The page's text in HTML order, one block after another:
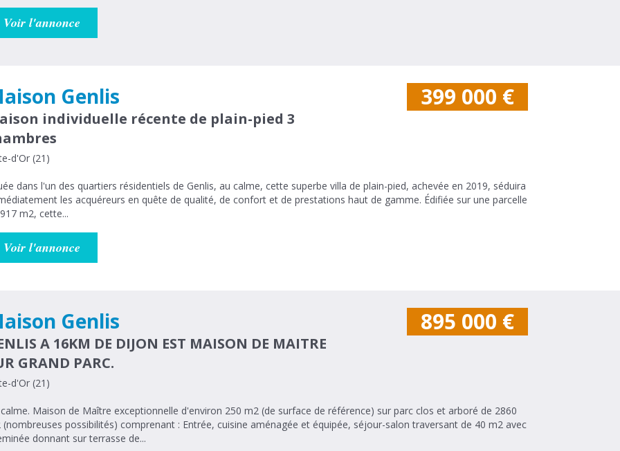
Voir l'annonce
Genlis
individuelle récente de plain-pied 3
d'Or (21)
dans l'un des quartiers résidentiels de Genlis, au calme, cette superbe villa de plain-pied, achevée en 2019, séduira
les acquéreurs en quête de qualité, de confort et de prestations haut de gamme. Édifiée sur une parcelle
m2, cette...
399 000 €
Voir l'annonce
Genlis
A 16KM DE DIJON EST MAISON DE MAITRE
GRAND PARC.
d'Or (21)
Maison de Maître exceptionnelle d'environ 250 m2 (de surface de référence) sur parc clos et arboré de 2860
(nombreuses possibilités) comprenant : Entrée, cuisine aménagée et équipée, séjour-salon traversant de 40 m2 avec
donnant sur terrasse de...
895 000 €